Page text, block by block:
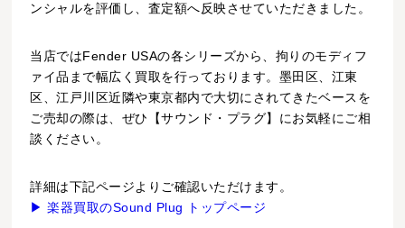
ンシャルを評価し、査定額へ反映させていただきました。
当店ではFender USAの各シリーズから、拘りのモディフ
ァイ品まで幅広く買取を行っております。墨田区、江東
区、江戸川区近隣や東京都内で大切にされてきたベースを
ご売却の際は、ぜひ【サウンド・プラグ】にお気軽にご相
談ください。
詳細は下記ページよりご確認いただけます。
▶ 楽器買取のSound Plug トップページ